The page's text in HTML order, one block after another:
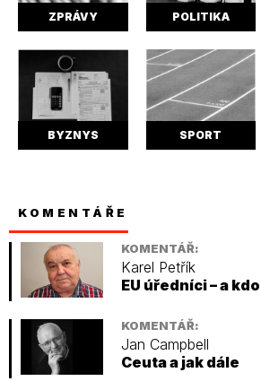
ZPRÁVY POLITIKA
BYZNYS SPORT
KOMENTÁŘE
KOMENTÁŘ:
Karel Petřík
EU úředníci – a
KOMENTÁŘ:
Jan Campbell
Ceuta a jak dále